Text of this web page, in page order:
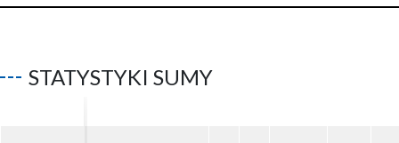
STATYSTYKI SUMY